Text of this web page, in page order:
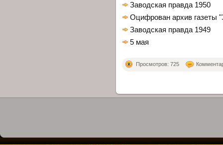
Заводская правда 1950
Оцифрован архив газеты
Заводская правда 1949
5 мая
Просмотров: 725